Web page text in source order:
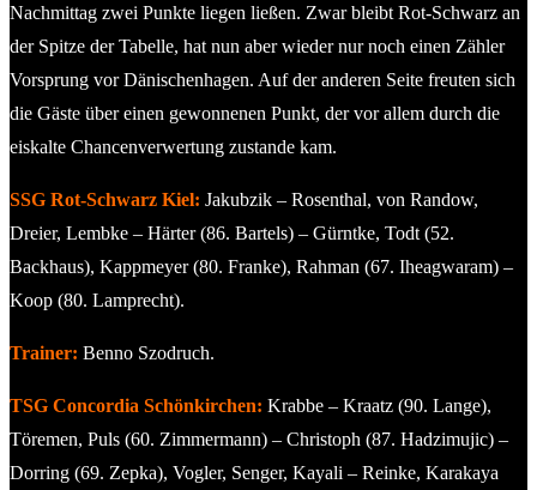
Nachmittag zwei Punkte liegen ließen. Zwar bleibt Rot-Schwarz an
der Spitze der Tabelle, hat nun aber wieder nur noch einen Zähler
Vorsprung vor Dänischenhagen. Auf der anderen Seite freuten sich
die Gäste über einen gewonnenen Punkt, der vor allem durch die
eiskalte Chancenverwertung zustande kam.
SSG Rot-Schwarz Kiel: Jakubzik – Rosenthal, von Randow,
Dreier, Lembke – Härter (86. Bartels) – Gürntke, Todt (52.
Backhaus), Kappmeyer (80. Franke), Rahman (67. Iheagwaram) –
Koop (80. Lamprecht).
Trainer: Benno Szodruch.
TSG Concordia Schönkirchen: Krabbe – Kraatz (90. Lange),
Töremen, Puls (60. Zimmermann) – Christoph (87. Hadzimujic) –
Dorring (69. Zepka), Vogler, Senger, Kayali – Reinke, Karakaya